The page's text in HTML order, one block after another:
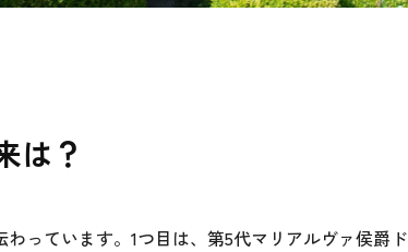
は？
っています。1つ目は、第5代マリアルヴァ侯爵ド